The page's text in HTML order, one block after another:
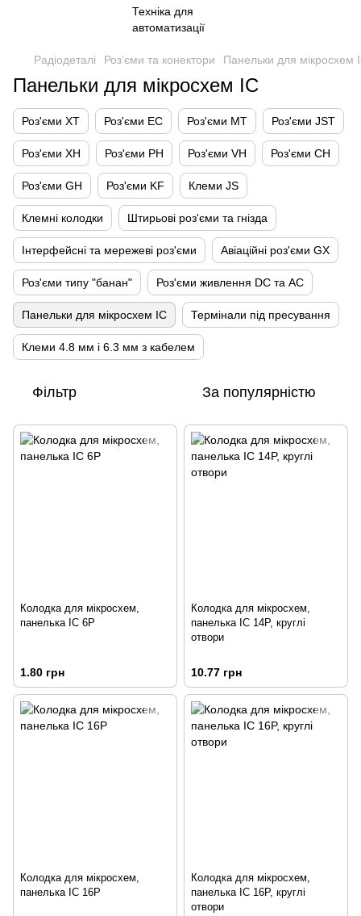
Радіодеталі Роз’єми та конектори Панельки для мікросхем
Панельки для мікросхем IC
Роз'єми XT Роз'єми EC Роз'єми MT Роз'єми JST
Роз'єми XH Роз'єми PH Роз'єми VH Роз'єми CH
Роз'єми GH Роз'єми KF Клеми JS
Клемні колодки Штирьові роз'єми та гнізда
Інтерфейсні та мережеві роз'єми Авіаційні роз'єми GX
Роз'єми типу "банан" Роз'єми живлення DC та AC
Панельки для мікросхем IC Термінали під пресування
Клеми 4.8 мм і 6.3 мм з кабелем
Фільтр За популярністю
Колодка для мікросхем,
панелька IC 6P
1.80 грн
Колодка для мікросхем,
панелька IC 14P, круглі
отвори
10.77 грн
Колодка для мікросхем,
панелька IC 16P
Колодка для мікросхем,
панелька IC 16P, круглі
отвори